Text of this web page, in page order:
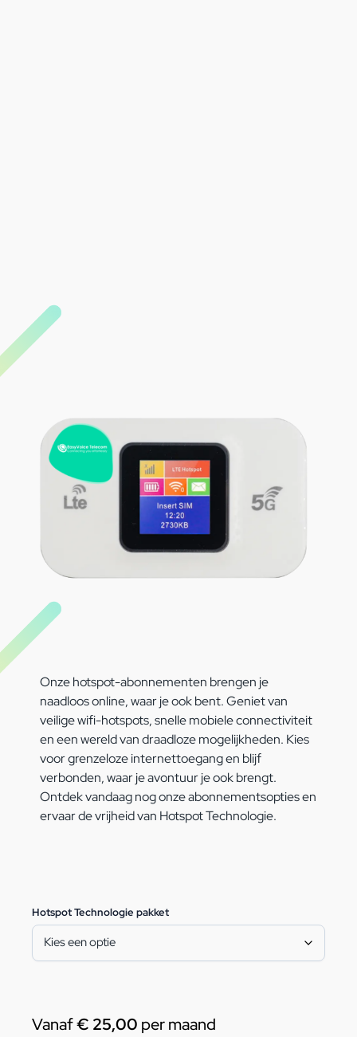
Onze hotspot-abonnementen brengen je
naadloos online, waar je ook bent. Geniet van
veilige wifi-hotspots, snelle mobiele connectiviteit
en een wereld van draadloze mogelijkheden. Kies
voor grenzeloze internettoegang en blijf
verbonden, waar je avontuur je ook brengt.
Ontdek vandaag nog onze abonnementsopties en
ervaar de vrijheid van Hotspot Technologie.
Hotspot Technologie pakket
Vanaf€ 25,00 per maand